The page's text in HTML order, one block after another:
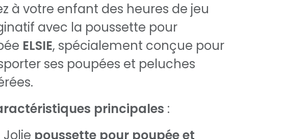
à votre enfant des heures de jeu
avec la poussette pour
ELSIE, spécialement conçue pour
ses poupées et peluches
principales :
Jolie poussette pour poupée et